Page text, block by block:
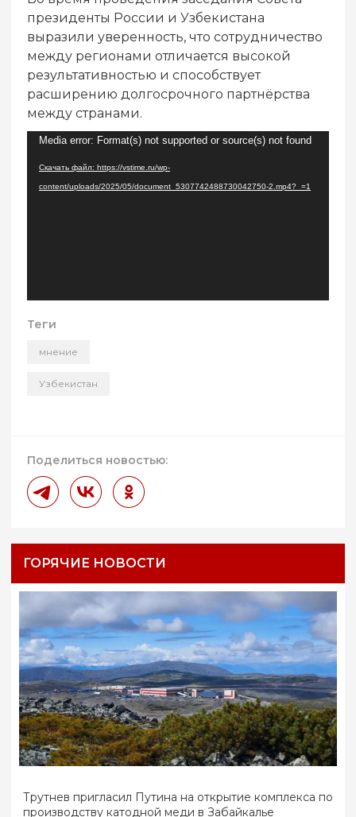
президенты России и Узбекистана
выразили уверенность, что сотрудничество
между регионами отличается высокой
результативностью и способствует
расширению долгосрочного партнёрства
между странами.
Видеоплеер
Media error: Format(s) not supported or source(s) not found
Скачать файл: https://vstime.ru/wp-
content/uploads/2025/05/document_5307742488730042750-2.mp4?_=1
Теги
мнение
Узбекистан
Поделиться новостью:
ГОРЯЧИЕ НОВОСТИ
Трутнев пригласил Путина на открытие комплекса по
производству катодной меди в Забайкалье